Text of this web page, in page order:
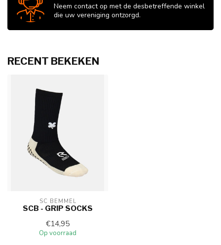
Neem contact op met de desbetreffende winkel
die uw vereniging ontzorgd.
RECENT BEKEKEN
SC BEMMEL
SCB - GRIP SOCKS
€14,95
Op voorraad